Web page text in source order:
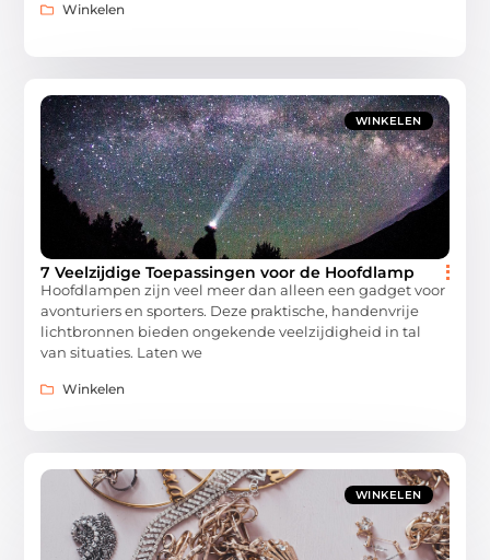
Winkelen
WINKELEN
7 Veelzijdige Toepassingen voor de Hoofdlamp
Hoofdlampen zijn veel meer dan alleen een gadget voor
avonturiers en sporters. Deze praktische, handenvrije
lichtbronnen bieden ongekende veelzijdigheid in tal
van situaties. Laten we
Winkelen
WINKELEN